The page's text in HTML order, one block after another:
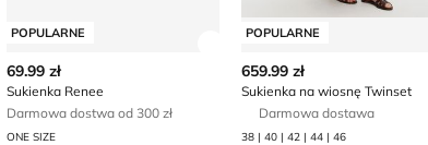
POPULARNE
69.99 zł
Sukienka Renee
Darmowa dostwa od 300 zł
ONE SIZE
POPULARNE
659.99 zł
Sukienka na wiosnę Twinset
Darmowa dostawa
38 | 40 | 42 | 44 | 46